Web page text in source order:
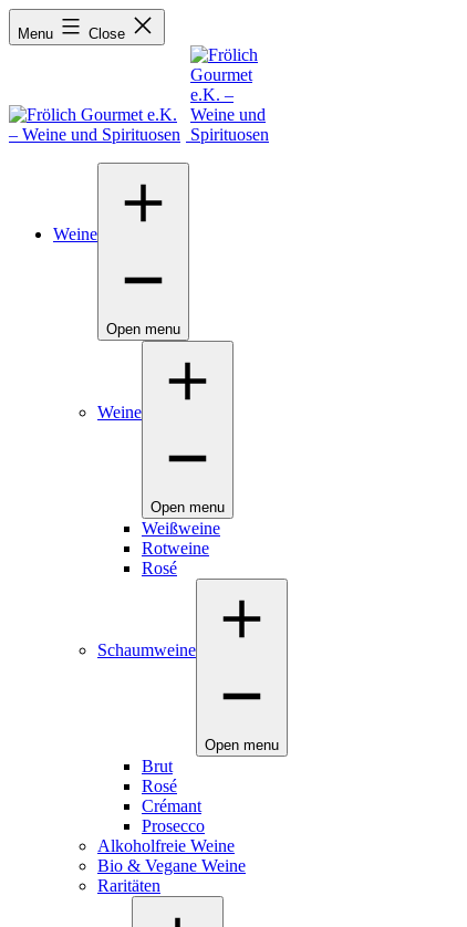
Menu Close
Weine
Open menu
Weine
Open menu
Weißweine
Rotweine
Rosé
Schaumweine
Open menu
Brut
Rosé
Crémant
Prosecco
Alkoholfreie Weine
Bio & Vegane Weine
Raritäten